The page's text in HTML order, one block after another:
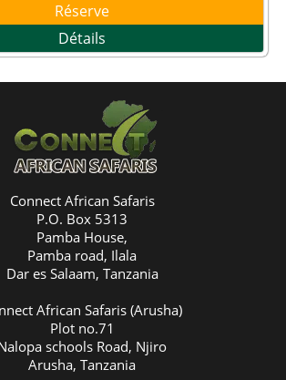
Réserve
Détails
Connect African Safaris
P.O. Box 5313
Pamba House,
Pamba road, Ilala
Dar es Salaam, Tanzania
African Safaris (Arusha)
Plot no.71
schools Road, Njiro
Arusha, Tanzania